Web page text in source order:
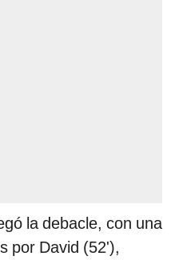
la debacle, con una
por David (52'),